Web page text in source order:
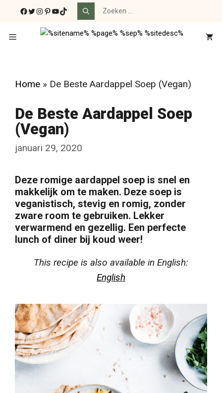
de
Facebook
Twitter
Instagram
Pinterest
YouTube
TikTok
Zoek
Menu
Home » De Beste Aardappel Soep (Vegan)
De Beste Aardappel Soep
(Vegan)
januari 29, 2020
Deze romige aardappel soep is snel en
makkelijk om te maken. Deze soep is
veganistisch, stevig en romig, zonder
zware room te gebruiken. Lekker
verwarmend en gezellig. Een perfecte
lunch of diner bij koud weer!
This recipe is also available in English:
English